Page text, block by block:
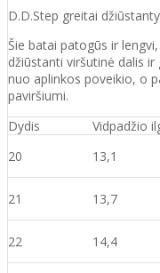
D.D.Step greitai
Šie batai patogūs ir
džiūstanti viršutinė dalis
nuo aplinkos poveikio, o
paviršiumi.
Dydis
Vidpadžio
20
13,1
21 13,7
22 14,4